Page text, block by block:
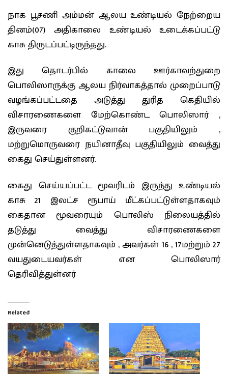
நாக பூசணி அம்மன் ஆலய உண்டியல் நேற்றைய
தினம்(07) அதிகாலை உண்டியல் உடைக்கப்பட்டு
காசு திருடப்பட்டிருந்தது.
இது தொடர்பில் காலை ஊர்காவற்துறை
பொலிஸாருக்கு ஆலய நிர்வாகத்தால் முறைப்பாடு
வழங்கப்பட்டதை அடுத்து துரித கெதியில்
விசாரணைகளை மேற்கொண்ட பொலிஸார் ,
இருவரை குறிகட்டுவான் பகுதியிலும் ,
மற்றுமொருவரை நயினாதீவு பகுதியிலும் வைத்து
கைது செய்துள்ளனர்.
கைது செய்யப்பட்ட மூவரிடம் இருந்து உண்டியல்
காசு 21 இலட்ச ரூபாய் மீட்கப்பட்டுள்ளதாகவும்
கைதான மூவரையும் பொலிஸ் நிலையத்தில்
தடுத்து வைத்து விசாரணைகளை
முன்னெடுத்துள்ளதாகவும் , அவர்கள் 16 , 17மற்றும் 27
வயதுடையவர்கள் என பொலிஸார்
தெரிவித்துள்னர்
Related